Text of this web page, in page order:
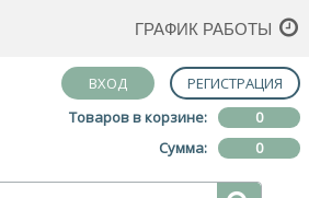
ГРАФИК РАБОТЫ
ВХОД
РЕГИСТРАЦИЯ
Товаров в корзине:
0
Сумма:
0